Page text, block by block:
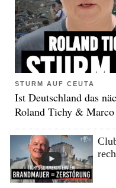
STURM AUF CEUTA
Ist Deutschland das
Roland Tichy &